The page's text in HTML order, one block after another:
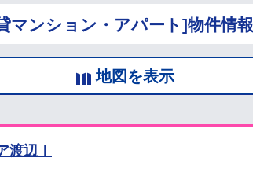
マンション・アパート]物件情
地図を表示
渡辺Ⅰ